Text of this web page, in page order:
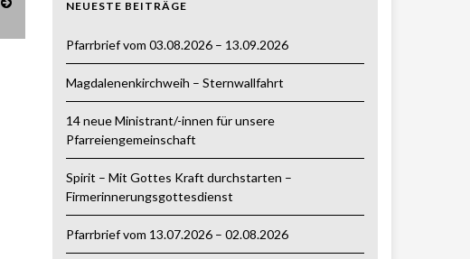
NEUESTE BEITRÄGE
Pfarrbrief vom 03.08.2026 – 13.09.2026
Magdalenenkirchweih – Sternwallfahrt
14 neue Ministrant/-innen für unsere
Pfarreiengemeinschaft
Spirit – Mit Gottes Kraft durchstarten –
Firmerinnerungsgottesdienst
Pfarrbrief vom 13.07.2026 – 02.08.2026